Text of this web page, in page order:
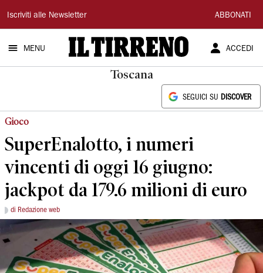
Il
Tirreno
Iscriviti alle Newsletter ABBONATI
MENU ACCEDI
Toscana
SEGUICI SU DISCOVER
Gioco
SuperEnalotto, i numeri
vincenti di oggi 16 giugno:
jackpot da 179.6 milioni di euro
di Redazione web